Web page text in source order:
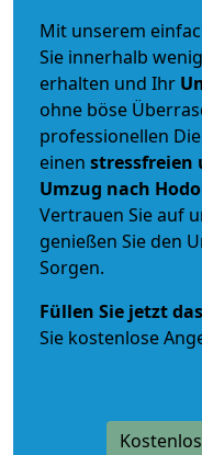
Mit unserem
Sie innerhalb
erhalten und Ihr
ohne böse
professionellen
einen
Umzug nach
Vertrauen Sie auf
genießen Sie den
Sorgen.
Füllen Sie jetzt
Sie kostenlose